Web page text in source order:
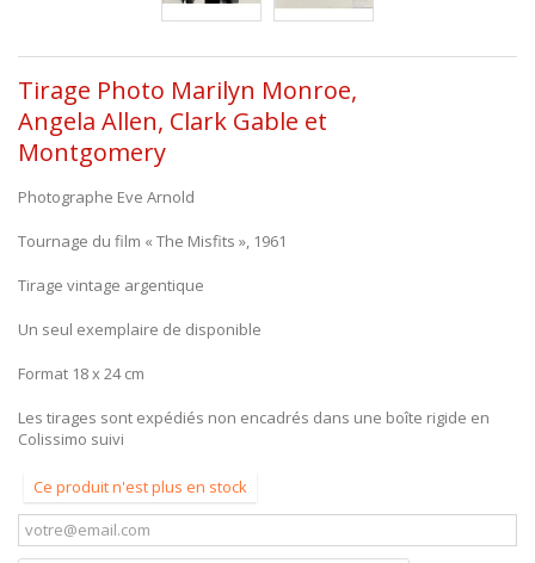
Tirage Photo Marilyn Monroe,
Angela Allen, Clark Gable et
Montgomery
Photographe Eve Arnold
Tournage du film « The Misfits », 1961
Tirage vintage argentique
Un seul exemplaire de disponible
Format 18 x 24 cm
Les tirages sont expédiés non encadrés dans une boîte rigide en
Colissimo suivi
Ce produit n'est plus en stock